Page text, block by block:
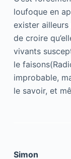
loufoque en
exister ailleurs
de croire
vivants
le
improbable,
le savoir, et
Simon